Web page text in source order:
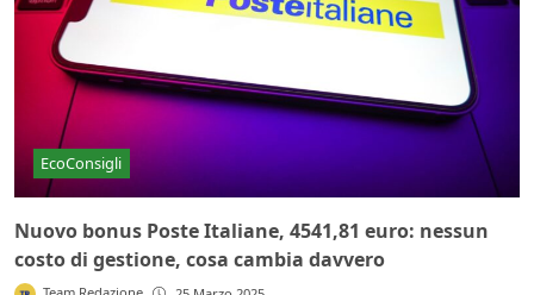
EcoConsigli
Nuovo bonus Poste Italiane, 4541,81 euro: nessun
costo di gestione, cosa cambia davvero